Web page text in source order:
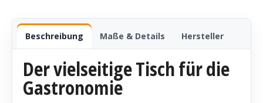
Beschreibung Maße & Details Hersteller
Der vielseitige Tisch für die
Gastronomie